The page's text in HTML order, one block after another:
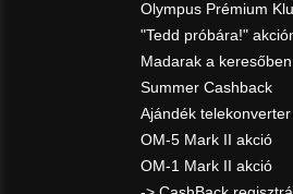
Olympus Prémium
"Tedd próbára!"
Madarak a
Summer Cashback
Ajándék telekonverter
OM-5 Mark II akció
OM-1 Mark II akció